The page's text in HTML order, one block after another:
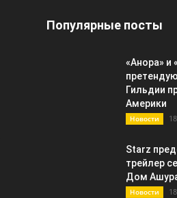
Популярные посты
«Анора» и
Гильдии
Америки
Новости
Starz
трейлер
Дом
Новости